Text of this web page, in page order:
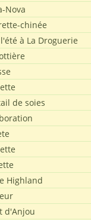
Nova
chinée
à La Droguerie
de soies
Highland
d'Anjou